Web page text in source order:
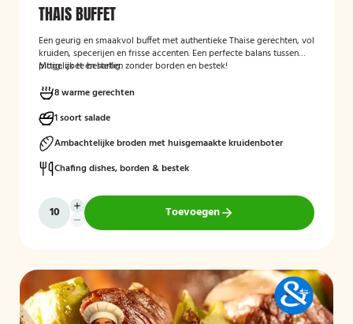
THAIS BUFFET
Een geurig en smaakvol buffet met authentieke Thaise gerechten, vol
kruiden, specerijen en frisse accenten. Een perfecte balans tussen
pittig, zoet en hartig.
Mogelijk te bestellen zonder borden en bestek!
8 warme gerechten
1 soort salade
Ambachtelijke broden met huisgemaakte kruidenboter
Chafing dishes, borden & bestek
Toevoegen